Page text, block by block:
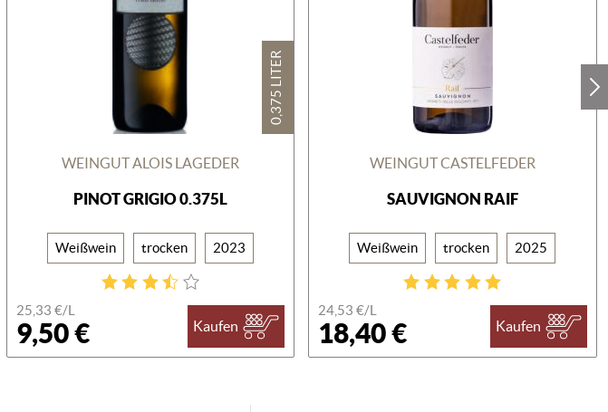
0,375 LITER
WEINGUT ALOIS LAGEDER
PINOT GRIGIO 0.375L
Weißwein trocken 2023
25,33 €/L
9,50 € Kaufen
WEINGUT CASTELFEDER
SAUVIGNON RAIF
Weißwein trocken 2025
24,53 €/L
18,40 € Kaufen